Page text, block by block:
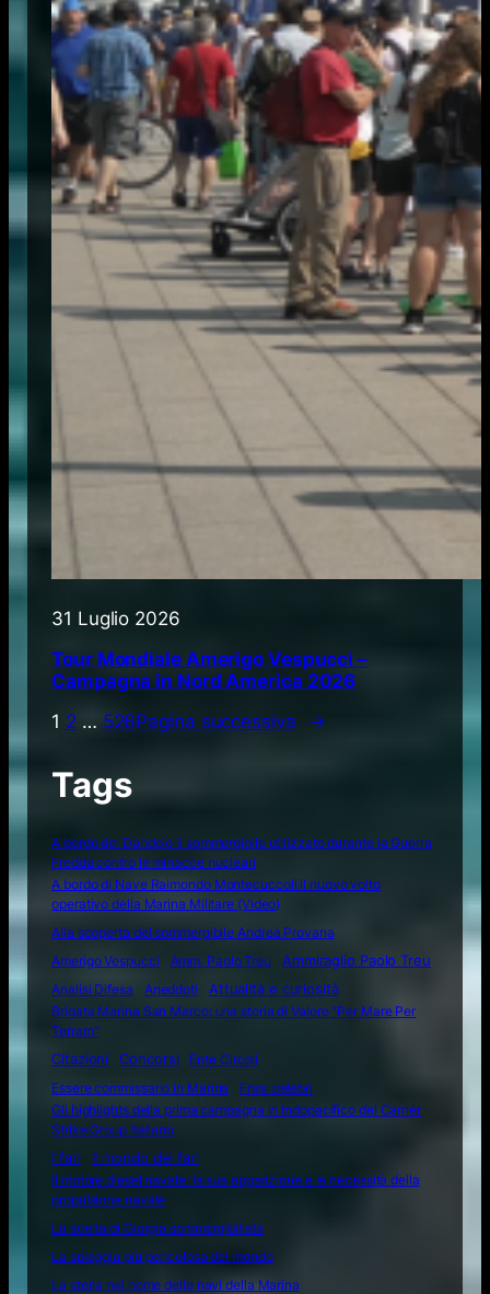
31 Luglio 2026
Tour Mondiale Amerigo Vespucci –
Campagna in Nord America 2026
1 2 … 526Pagina successiva →
Tags
A bordo del Dandolo il sommergibile utilizzato durante la Guerra
Fredda contro le minacce nucleari
A bordo di Nave Raimondo Montecuccoli il nuovo volto
operativo della Marina Militare (Video)
Alla scoperta del sommergibile Andrea Provana
Amerigo Vespucci
Amm. Paolo Treu
Ammiraglio Paolo Treu
Analisi Difesa
Aneddoti Attualità e curiosità
Brigata Marina San Marco: una storia di Valore "Per Mare Per
Terram"
Citazioni
Concorsi
Ente Circoli
Essere commissario in Marina
Frasi celebri
Gli highlights della prima campagna in Indopacifico del Carrier
Strike Group italiano
I fari
Il mondo dei fari
Il motore diesel navale: la sua apparizione e le necessità della
propulsione navale
La scelta di Giorgia sommergibilista
La spiaggia più pericolosa del mondo
La storia nel nome delle navi della Marina